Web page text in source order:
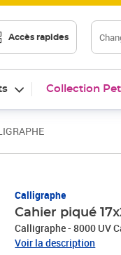
Accès rapides
Collection
Calligraphe
Cahier piqué
Calligraphe - 8000 UV
Voir la description
Prix barré 2,26 €
Prix 2,03€